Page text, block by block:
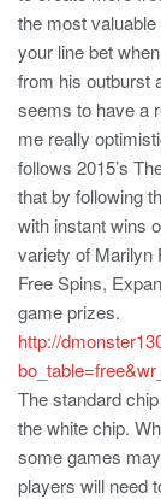
the most
your line bet
from his outburst
seems to have a
me really
follows 2015’s
that by following
with instant wins
variety of Marilyn
Free Spins,
game prizes.
http://
The standard
the white chip.
some games
players will need